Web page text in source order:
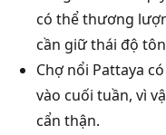
có thể thương
cần giữ thái độ
Chợ nổi Pattaya
vào cuối tuần, vì
cẩn thận.